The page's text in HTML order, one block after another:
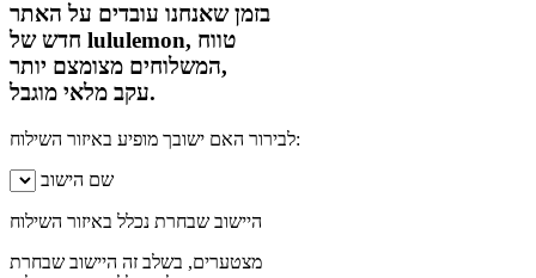
בזמן שאנחנו עובדים על האתר
חדש של lululemon, טווח
המשלוחים מצומצם יותר,
עקב מלאי מוגבל.
לבירור האם ישובך מופיע באיזור השילוח:
שם הישוב
היישוב שבחרת נכלל באיזור השילוח
מצטערים, בשלב זה היישוב שבחרת